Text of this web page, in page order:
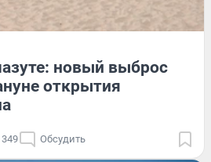
новый выброс
открытия
349 Обсудить